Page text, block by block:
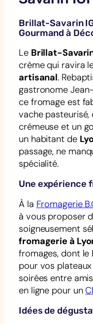
Brillat-Savarin
Gourmand à
Le Brillat-
crème qui ravira
artisanal.
gastronome
ce fromage est
vache
crémeuse et un
un habitant de
passage, ne
spécialité.
Une expérience
À la Fromagerie
à vous proposer
soigneusement
fromagerie à
fromages, dont le
pour vos
soirées entre
en ligne pour un
Idées de